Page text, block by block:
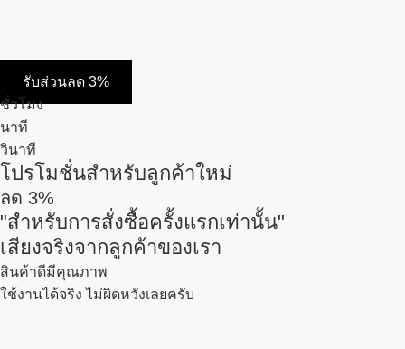
รับส่วนลด 3%
ชั่วโมง
นาที
วินาที
โปรโมชั่นสำหรับลูกค้าใหม่
ลด 3%
"สำหรับการสั่งซื้อครั้งแรกเท่านั้น"
เสียงจริงจากลูกค้าของเรา
สินค้าดีมีคุณภาพ
ใช้งานได้จริง ไม่ผิดหวังเลยครับ